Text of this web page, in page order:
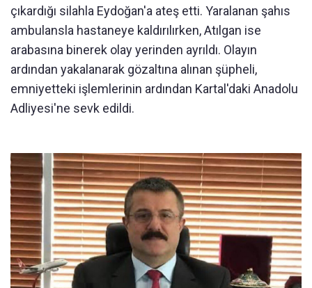
çıkardığı silahla Eydoğan'a ateş etti. Yaralanan şahıs
ambulansla hastaneye kaldırılırken, Atılgan ise
arabasına binerek olay yerinden ayrıldı. Olayın
ardından yakalanarak gözaltına alınan şüpheli,
emniyetteki işlemlerinin ardından Kartal'daki Anadolu
Adliyesi'ne sevk edildi.